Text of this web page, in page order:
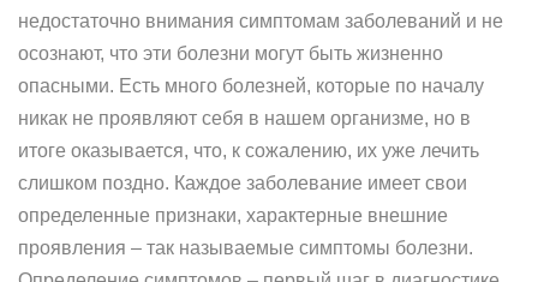
недостаточно внимания симптомам заболеваний и не
осознают, что эти болезни могут быть жизненно
опасными. Есть много болезней, которые по началу
никак не проявляют себя в нашем организме, но в
итоге оказывается, что, к сожалению, их уже лечить
слишком поздно. Каждое заболевание имеет свои
определенные признаки, характерные внешние
проявления – так называемые симптомы болезни.